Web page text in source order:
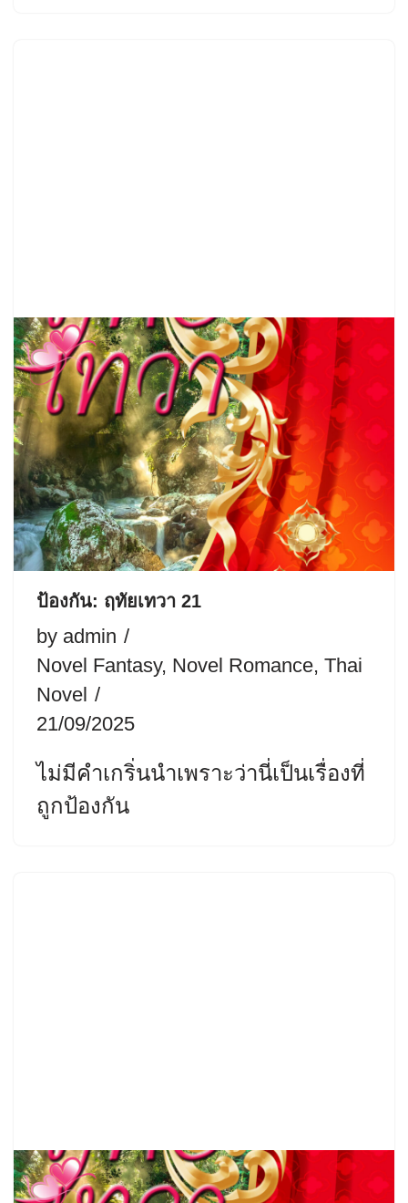
ป้องกัน: ฤทัยเทวา 21
by admin
Novel Fantasy, Novel Romance, Thai
Novel
21/09/2025
ไม่มีคำเกริ่นนำเพราะว่านี่เป็นเรื่องที่
ถูกป้องกัน